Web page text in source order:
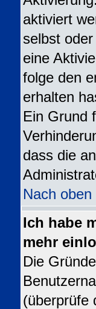
aktiviert
selbst
eine
folge den
erhalten
Ein Grund
dass die
Nach oben
Ich habe
mehr
Die
(überprüfe